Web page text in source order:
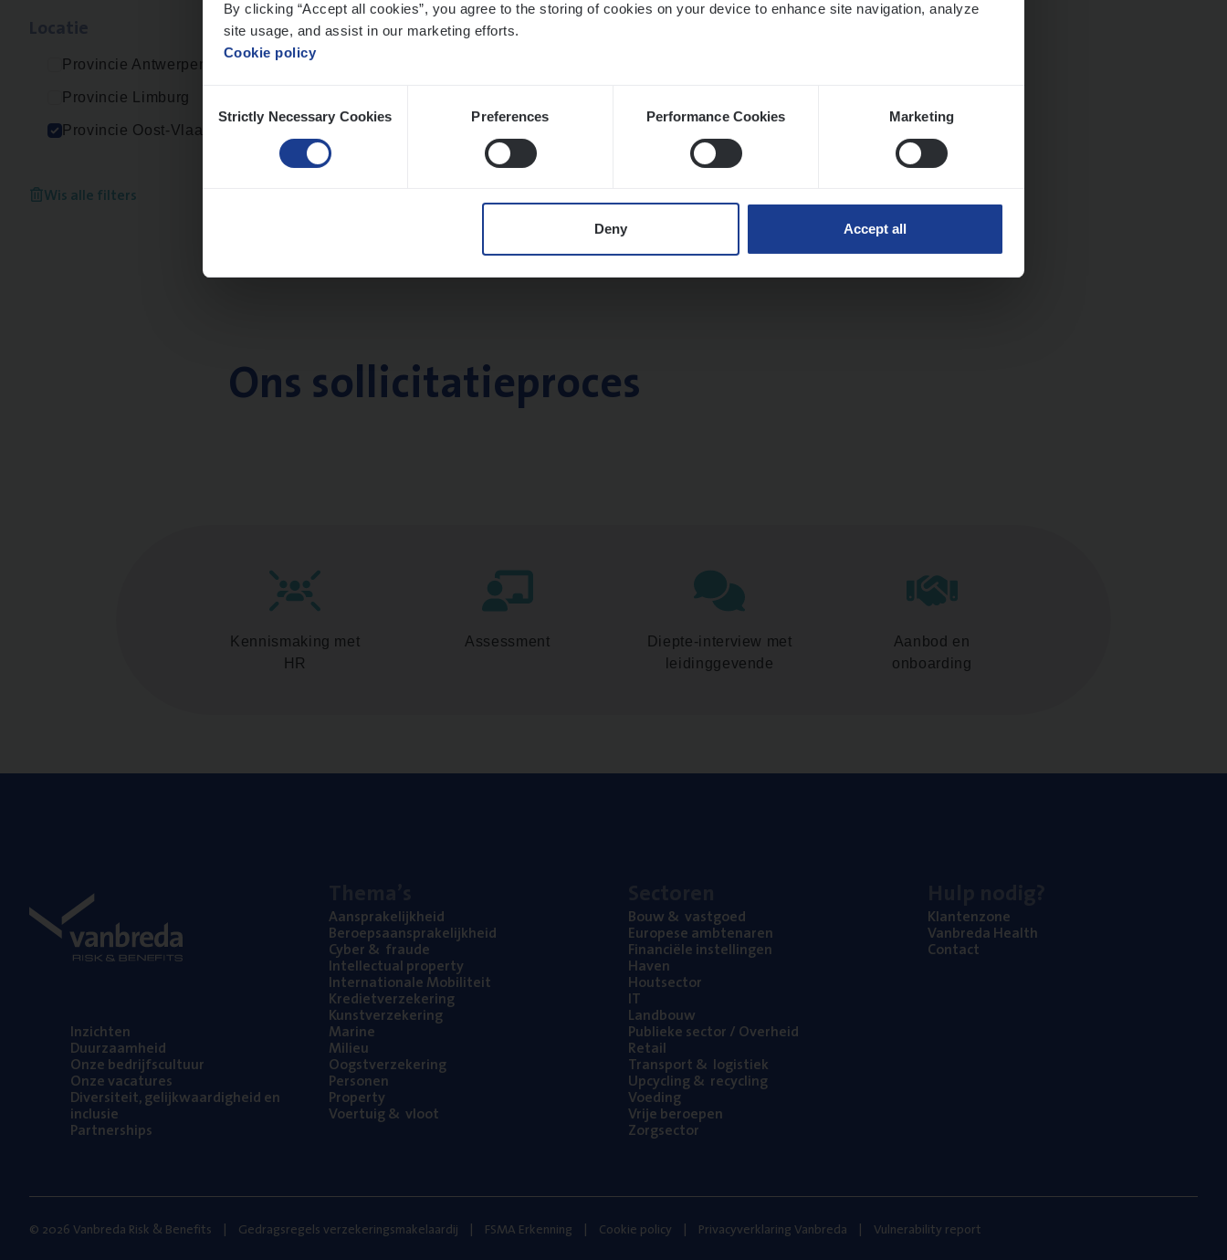
By clicking “Accept all cookies”, you agree to the storing of cookies on your device to enhance site navigation, analyze
site usage, and assist in our marketing efforts.
Cookie policy
Selection
Strictly Necessary Cookies Preferences Performance Cookies Marketing
Deny Accept all
Provincie Antwerpen
Provincie Limburg
Provincie Oost-Vlaanderen
Wis alle filters
Ons sollicitatieproces
Kennismaking met
HR
Assessment
Diepte-interview met
leidinggevende
Aanbod en
onboarding
Inzich­ten
Duur­zaam­heid
Onze bedrijfs­cul­tuur
Onze vaca­tu­res
Diver­si­teit, gelijk­waar­dig­heid en
inclusie
Part­ner­ships
Aan­spra­ke­lijk­heid
Beroeps­aan­spra­ke­lijk­heid
Cyber& fraude
Intel­lec­tu­al property
Inter­na­ti­o­na­le Mobiliteit
Kre­diet­ver­ze­ke­ring
Kunst­ver­ze­ke­ring
Mari­ne
Mili­eu
Oogst­ver­ze­ke­ring
Per­so­nen
Pro­per­ty
Voer­tuig& vloot
Bouw& vastgoed
Euro­pe­se ambtenaren
Finan­ci­ë­le instellingen
Haven
Hout­sec­tor
IT
Land­bouw
Publie­ke sec­tor / Overheid
Retail
Trans­port& logistiek
Upcy­cling& recycling
Voe­ding
Vrije beroe­pen
Zorg­sec­tor
Klan­ten­zo­ne
Van­b­re­da Health
Con­tact
© 2026 Vanbreda Risk & Benefits Gedragsregels verzekeringsmakelaardij FSMA Erkenning Cookie policy Privacyverklaring Vanbreda Vulnerability report